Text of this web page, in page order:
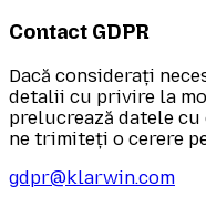
Contact GDPR
Dacă considerați
detalii cu privire la
prelucrează datele cu
ne trimiteți o cerere
gdpr@klarwin.com